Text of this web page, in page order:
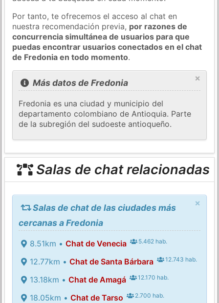
Por tanto, te ofrecemos el acceso al chat en
nuestra recomendación previa, por razones de
concurrencia simultánea de usuarios para que
puedas encontrar usuarios conectados en el chat
de Fredonia en todo momento.
×
Más datos de Fredonia
Fredonia es una ciudad y municipio del
departamento colombiano de Antioquia. Parte
de la subregión del sudoeste antioqueño.
Salas de chat relacionadas
×
Salas de chat de las ciudades más
cercanas a Fredonia
8.51km • Chat de Venecia 5.462 hab.
12.77km • Chat de Santa Bárbara 12.743 hab.
13.18km • Chat de Amagá 12.170 hab.
18.05km • Chat de Tarso 2.700 hab.